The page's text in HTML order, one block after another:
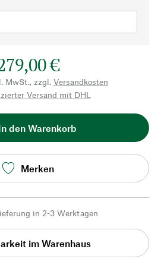
€
MwSt., zzgl. Versandkosten
Versand mit DHL
den Warenkorb
Merken
in 2-3 Werktagen
im Warenhaus